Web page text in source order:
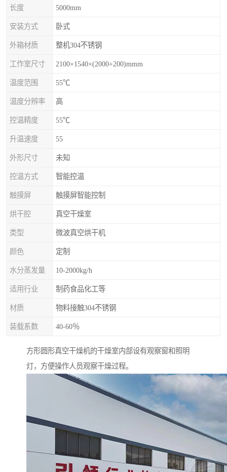
长度 5000mm
安装方式 卧式
外箱材质 整机304不锈钢
工作室尺寸 2100×1540×(2000+200)mmm
温度范围 55℃
温度分辨率 高
控温精度 55℃
升温速度 55
外形尺寸 未知
控温方式 智能控温
触摸屏 触摸屏智能控制
烘干腔 真空干燥室
类型 微波真空烘干机
颜色 定制
水分蒸发量 10-2000kg/h
适用行业 制药食品化工等
材质 物料接触304不锈钢
装载系数 40-60％
方形圆形真空干燥机的干燥室内部设有观察窗和照明
灯，方便操作人员观察干燥过程。